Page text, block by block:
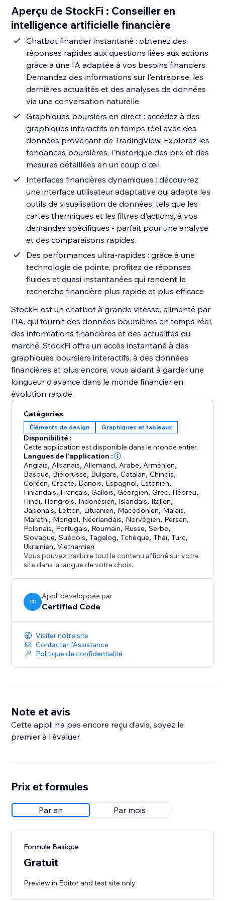
Aperçu de StockFi : Conseiller en
intelligence artificielle financière
Chatbot financier instantané : obtenez des
réponses rapides aux questions liées aux actions
grâce à une IA adaptée à vos besoins financiers.
Demandez des informations sur l'entreprise, les
dernières actualités et des analyses de données
via une conversation naturelle
Graphiques boursiers en direct : accédez à des
graphiques interactifs en temps réel avec des
données provenant de TradingView. Explorez les
tendances boursières, l'historique des prix et des
mesures détaillées en un coup d'œil
Interfaces financières dynamiques : découvrez
une interface utilisateur adaptative qui adapte les
outils de visualisation de données, tels que les
cartes thermiques et les filtres d'actions, à vos
demandes spécifiques - parfait pour une analyse
et des comparaisons rapides
Des performances ultra-rapides : grâce à une
technologie de pointe, profitez de réponses
fluides et quasi instantanées qui rendent la
recherche financière plus rapide et plus efficace
StockFi est un chatbot à grande vitesse, alimenté par
l'IA, qui fournit des données boursières en temps réel,
des informations financières et des actualités du
marché. StockFi offre un accès instantané à des
graphiques boursiers interactifs, à des données
financières et plus encore, vous aidant à garder une
longueur d'avance dans le monde financier en
évolution rapide.
Catégories
Éléments de design Graphiques et tableaux
Disponibilité :
Cette application est disponible dans le monde entier.
Langues de l'application :
Anglais, Albanais, Allemand, Arabe, Arménien,
Basque, Biélorusse, Bulgare,Catalan,Chinois,
Coréen,Croate, Danois, Espagnol, Estonien,
Finlandais, Français,Gallois,Géorgien,Grec, Hébreu,
Hindi, Hongrois, Indonésien, Islandais, Italien,
Japonais, Letton, Lituanien, Macédonien, Malais,
Marathi, Mongol, Néerlandais, Norvégien, Persan,
Polonais, Portugais, Roumain, Russe,Serbe,
Slovaque,Suédois,Tagalog,Tchèque,Thaï,Turc,
Ukrainien,Vietnamien
Vous pouvez traduire tout le contenu affiché sur votre
site dans la langue de votre choix.
CC
Appli développée par
Certified Code
Visiter notre site
Contacter l'Assistance
Politique de confidentialité
Note et avis
Cette appli n’a pas encore reçu d’avis, soyez le
premier à l'évaluer.
Prix et formules
Par an Par mois
Formule Basique
Gratuit
Preview in Editor and test site only